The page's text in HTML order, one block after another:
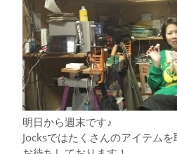
明日から週末です♪
Jocksではたくさんのアイテムを